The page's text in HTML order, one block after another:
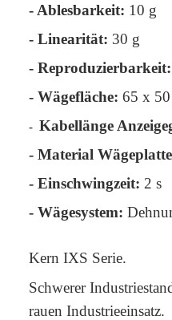
- Ablesbarkeit: 10 g
- Linearität: 30 g
- Reproduzierbarkeit:
- Wägefläche: 65 x
- Kabellänge
- Material
- Einschwingzeit: 2 s
- Wägesystem:
Kern IXS Serie.
Schwerer
rauen Industrieeinsatz.